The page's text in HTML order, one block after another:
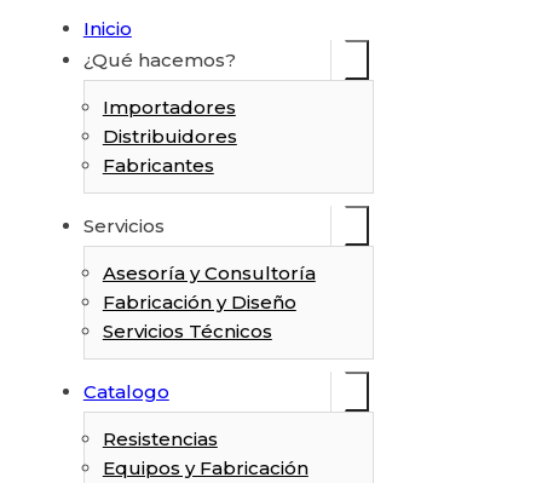
Inicio
¿Qué hacemos?
Importadores
Distribuidores
Fabricantes
Servicios
Asesoría y Consultoría
Fabricación y Diseño
Servicios Técnicos
Catalogo
Resistencias
Equipos y Fabricación